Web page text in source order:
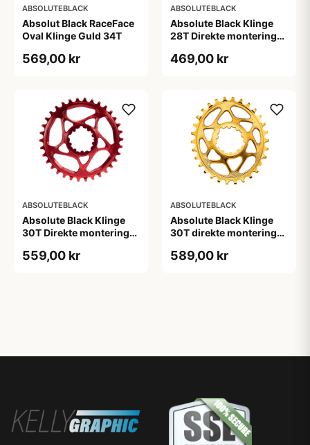
ABSOLUTEBLACK
Absolut Black RaceFace
Oval Klinge Guld 34T
569,00 kr
ABSOLUTEBLACK
Absolute Black Klinge
28T Direkte montering
469,00 kr
ABSOLUTEBLACK
Absolute Black Klinge
30T Direkte montering
Rød
559,00 kr
ABSOLUTEBLACK
Absolute Black Klinge
30T direkte montering
589,00 kr